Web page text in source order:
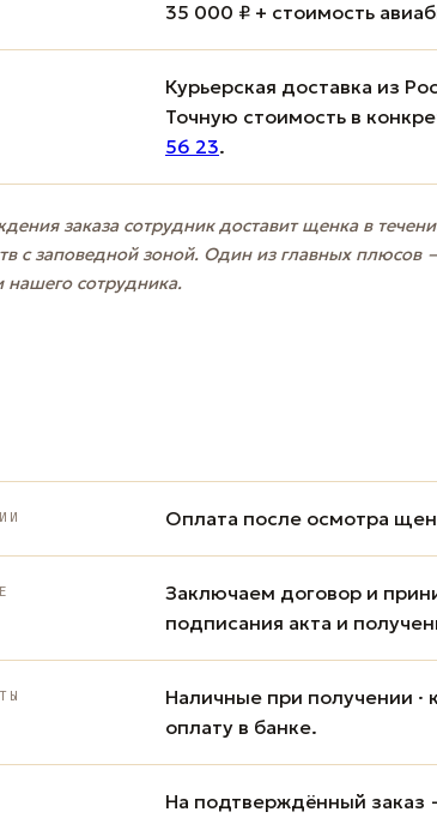
35 000 ₽ + стоимость
Курьерская доставка из
Точную стоимость в
56 23.
заказа сотрудник доставит щенка в
с заповедной зоной. Один из главных плюсов
сотрудника.
Оплата после осмотра
Заключаем договор и
подписания акта и
Наличные при получении ·
оплату в банке.
На подтверждённый заказ